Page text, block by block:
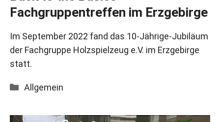
Fachgruppentreffen im Erzgebirge
Im September 2022 fand das 10-Jährige-Jubiläum
der Fachgruppe Holzspielzeug e.V. im Erzgebirge
statt.
Kategorien
Allgemein